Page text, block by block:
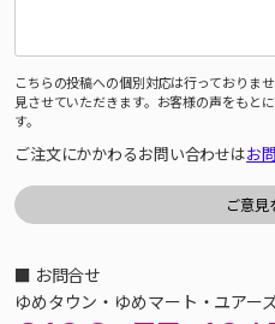
こちらの投稿への個別対応は行っておりま
見させていただきます。お客様の声をもと
す。
ご注文にかかわるお問い合わせはお
■ お問合せ
ゆめタウン・ゆめマート・ユアー